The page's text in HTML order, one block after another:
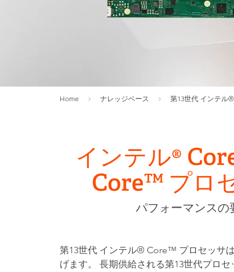
Home ナレッジベース 第13世代 インテル
インテル®
Core™ プロ
パフォーマンスの
第13世代 インテル® Core™ プロセッサ
げます。 長期供給される第13世代プロ